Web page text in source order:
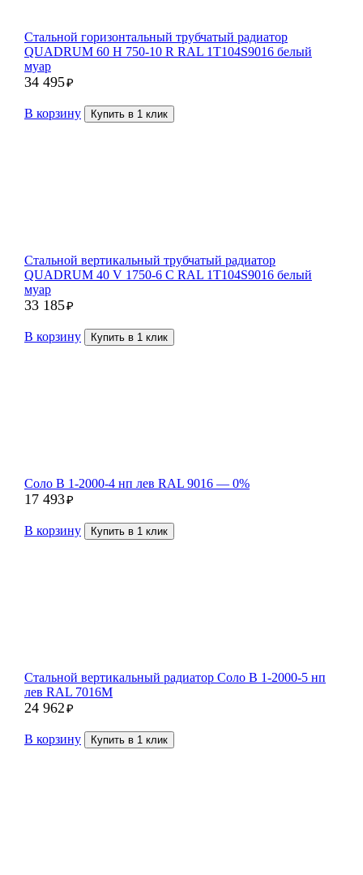
Стальной горизонтальный трубчатый радиатор
QUADRUM 60 H 750-10 R RAL 1Т104S9016 белый
муар
34 495₽
В корзину Купить в 1 клик
Стальной вертикальный трубчатый радиатор
QUADRUM 40 V 1750-6 C RAL 1Т104S9016 белый
муар
33 185₽
В корзину Купить в 1 клик
Соло В 1-2000-4 нп лев RAL 9016 — 0%
17 493₽
В корзину Купить в 1 клик
Стальной вертикальный радиатор Соло В 1-2000-5 нп
лев RAL 7016M
24 962₽
В корзину Купить в 1 клик